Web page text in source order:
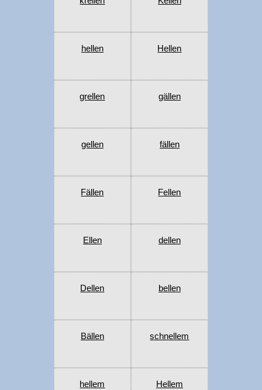
hellen Hellen
grellen gällen
gellen fällen
Fällen Fellen
Ellen dellen
Dellen bellen
Bällen schnellem
hellem Hellem